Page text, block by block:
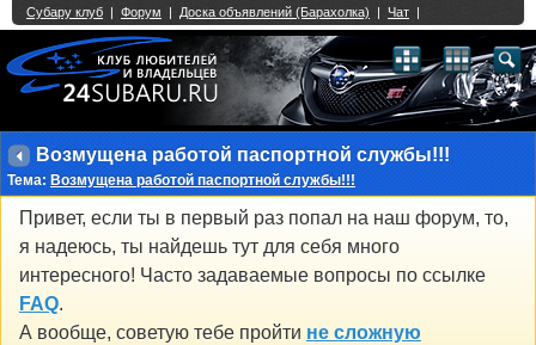
Возмущена работой паспортной службы!!!
Тема: Возмущена работой паспортной службы!!!
Привет, если ты в первый раз попал на наш форум, то,
я надеюсь, ты найдешь тут для себя много
интересного! Часто задаваемые вопросы по ссылке
FAQ.
А вообще, советую тебе пройти не сложную
Single Sign On provided byvBSSO
2 3 4 5 6 7 8 9 10 11 12 13 14 15 16 17 18 21 22 23 24 25 26
27 28 29 30 31 32 33 34 35 36 37 38 39 40 41 42 43